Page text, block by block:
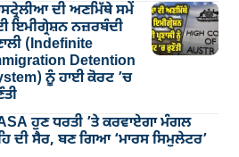
ਦੀ ਅਣਮਿੱਥੇ ਸਮੇਂ
ਇਮੀਗ੍ਰੇਸ਼ਨ ਨਜ਼ਰਬੰਦੀ
(Indefinite
Detention
ਨੂੰ ਹਾਈ ਕੋਰਟ ’ਚ
ਹੁਣ ਧਰਤੀ ’ਤੇ ਕਰਵਾਏਗਾ ਮੰਗਲ
ਦੀ ਸੈਰ, ਬਣ ਗਿਆ ‘ਮਾਰਸ ਸਿਮੁਲੇਟਰ’